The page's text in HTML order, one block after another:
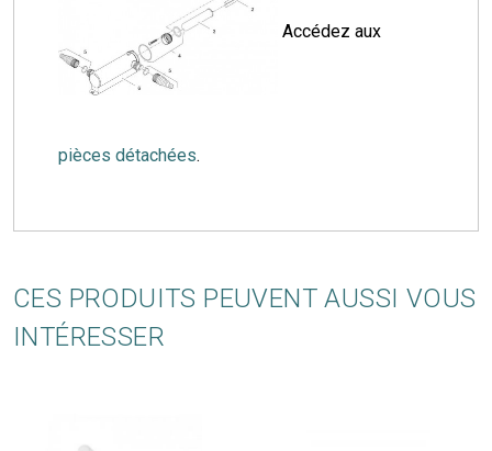
Accédez aux
pièces détachées.
CES PRODUITS PEUVENT AUSSI VOUS
INTÉRESSER